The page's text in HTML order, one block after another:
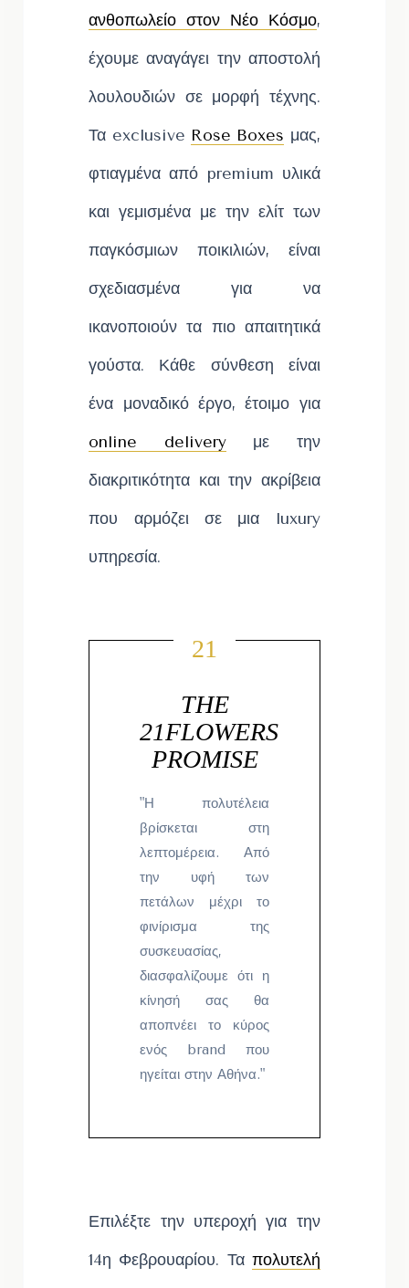
ανθοπωλείο στον Νέο Κόσμο,
έχουμε αναγάγει την αποστολή
λουλουδιών σε μορφή τέχνης.
Τα exclusive Rose Boxes μας,
φτιαγμένα από premium υλικά
και γεμισμένα με την ελίτ των
παγκόσμιων ποικιλιών, είναι
σχεδιασμένα για να
ικανοποιούν τα πιο απαιτητικά
γούστα. Κάθε σύνθεση είναι
ένα μοναδικό έργο, έτοιμο για
online deliveryμε την
διακριτικότητα και την ακρίβεια
που αρμόζει σε μια luxury
υπηρεσία.
THE
21FLOWERS
PROMISE
"Η πολυτέλεια
βρίσκεται στη
λεπτομέρεια. Από
την υφή των
πετάλων μέχρι το
φινίρισμα της
συσκευασίας,
διασφαλίζουμε ότι η
κίνησή σας θα
αποπνέει το κύρος
ενός brand που
ηγείται στην Αθήνα."
Επιλέξτε την υπεροχή για την
14η Φεβρουαρίου. Τα πολυτελή